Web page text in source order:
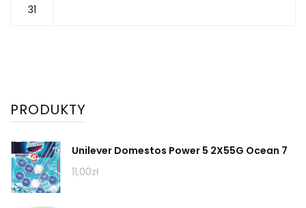
31
PRODUKTY
Unilever Domestos Power 5 2X55G Ocean 7
11,00zł